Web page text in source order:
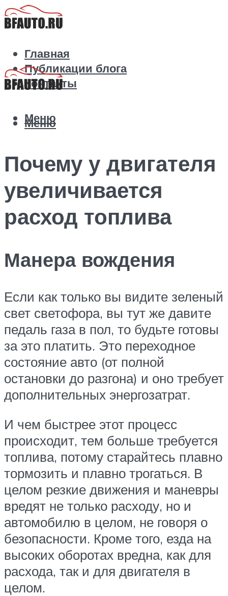
Главная
Публикации блога
Контакты
Меню
Меню
Почему у двигателя
увеличивается
расход топлива
Манера вождения
Если как только вы видите зеленый
свет светофора, вы тут же давите
педаль газа в пол, то будьте готовы
за это платить. Это переходное
состояние авто (от полной
остановки до разгона) и оно требует
дополнительных энергозатрат.
И чем быстрее этот процесс
происходит, тем больше требуется
топлива, потому старайтесь плавно
тормозить и плавно трогаться. В
целом резкие движения и маневры
вредят не только расходу, но и
автомобилю в целом, не говоря о
безопасности. Кроме того, езда на
высоких оборотах вредна, как для
расхода, так и для двигателя в
целом.